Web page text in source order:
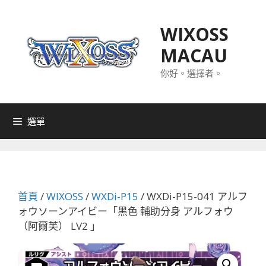
WIXOSS
MACAU
你好。選擇者。
選單
首頁 /WIXOSS /WXDi-P15 / WXDi-P15-041 アルフ
ォウソーンアイビー「黑色 輔助分身 アルフォウ
（阿爾芙） LV2 」